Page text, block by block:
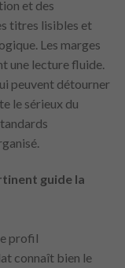
et des
titres lisibles et
Les marges
une lecture fluide.
peuvent détourner
le sérieux du
guide la
profil
connaît bien le